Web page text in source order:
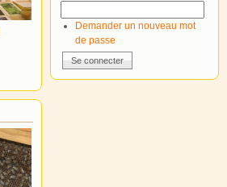
Demander un nouveau mot
de passe